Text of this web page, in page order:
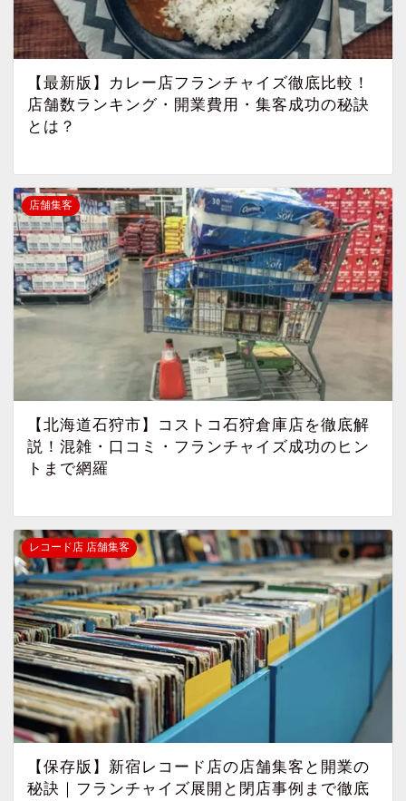
【最新版】カレー店フランチャイズ徹底比較！
店舗数ランキング・開業費用・集客成功の秘訣
とは？
店舗集客
【北海道石狩市】コストコ石狩倉庫店を徹底解
説！混雑・口コミ・フランチャイズ成功のヒン
トまで網羅
レコード店 店舗集客
【保存版】新宿レコード店の店舗集客と開業の
秘訣｜フランチャイズ展開と閉店事例まで徹底